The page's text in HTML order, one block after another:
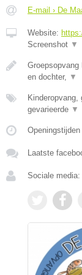
E-mail › De
Website:
Screenshot ▼
en dochter, ▼
Kinderopvang,
gevarieerde ▼
Openingstijden
Laatste
Sociale media: